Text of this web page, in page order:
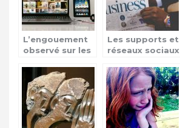
L’engouement
observé sur les
Les supports et
réseaux sociaux
transmission de
l’actualité
quotidienne